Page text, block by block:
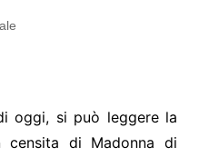
oggi, si può leggere la
censita di Madonna di